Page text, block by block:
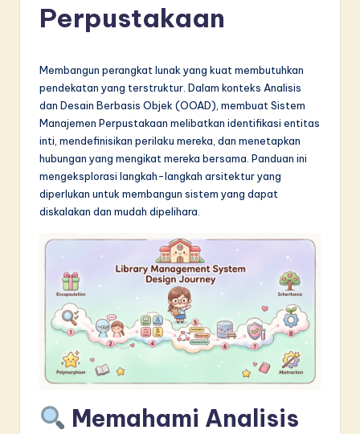
si
A
Perpustakaan
Membangun perangkat lunak yang kuat membutuhkan
pendekatan yang terstruktur. Dalam konteks Analisis
dan Desain Berbasis Objek (OOAD), membuat Sistem
Manajemen Perpustakaan melibatkan identifikasi entitas
inti, mendefinisikan perilaku mereka, dan menetapkan
hubungan yang mengikat mereka bersama. Panduan ini
mengeksplorasi langkah-langkah arsitektur yang
diperlukan untuk membangun sistem yang dapat
diskalakan dan mudah dipelihara.
Memahami Analisis